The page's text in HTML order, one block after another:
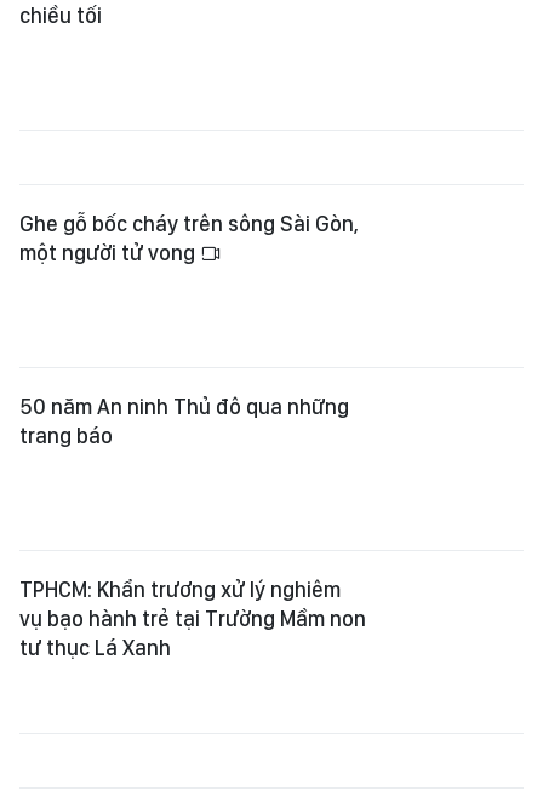
chiều tối
Ghe gỗ bốc cháy trên sông Sài Gòn,
một người tử vong
50 năm An ninh Thủ đô qua những
trang báo
TPHCM: Khẩn trương xử lý nghiêm
vụ bạo hành trẻ tại Trường Mầm non
tư thục Lá Xanh